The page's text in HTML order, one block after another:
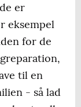
er
eksempel
for de
til en
- så lad